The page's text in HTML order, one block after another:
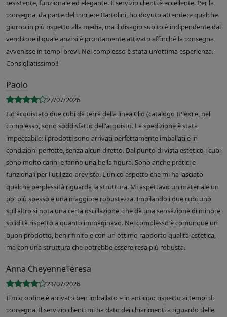
resistente, funzionale ed elegante. Il servizio clienti è eccellente. Per la
consegna, da parte del corriere Bartolini, ho dovuto attendere qualche
giorno in più rispetto alla media, ma il disagio subito è indipendente dal
venditore il quale anzi si è prontamente attivato affinché la consegna
avvenisse in tempi brevi. Nel complesso è stata un’ottima esperienza.
Consigliatissimo!!
Paolo
27/07/2026
Ho acquistato due cubi da terra della linea Clio (catalogo IPlex) e, nel
complesso, sono soddisfatto dell'acquisto. La spedizione è stata
impeccabile: i prodotti sono arrivati perfettamente imballati e in
condizioni perfette, senza alcun difetto. Dal punto di vista estetico i cubi
sono molto carini e fanno una bella figura. Sono anche pratici e
funzionali per l'utilizzo previsto. L'unico aspetto che mi ha lasciato
qualche perplessità riguarda la struttura. Mi aspettavo un materiale un
po' più spesso e una maggiore robustezza. Impilando i due cubi uno
sull'altro si nota una certa oscillazione, che dà una sensazione di minore
solidità rispetto a quanto immaginavo. Nel complesso è comunque un
buon prodotto, ben rifinito e con un ottimo rapporto qualità-estetica,
ma con una struttura che potrebbe essere resa più robusta.
Anna CheyenneTeresa
21/07/2026
Il mio ordine è arrivato ben imballato e in anticipo rispetto ai tempi di
consegna. Il servizio clienti mi ha dato dei chiarimenti a riguardo delle